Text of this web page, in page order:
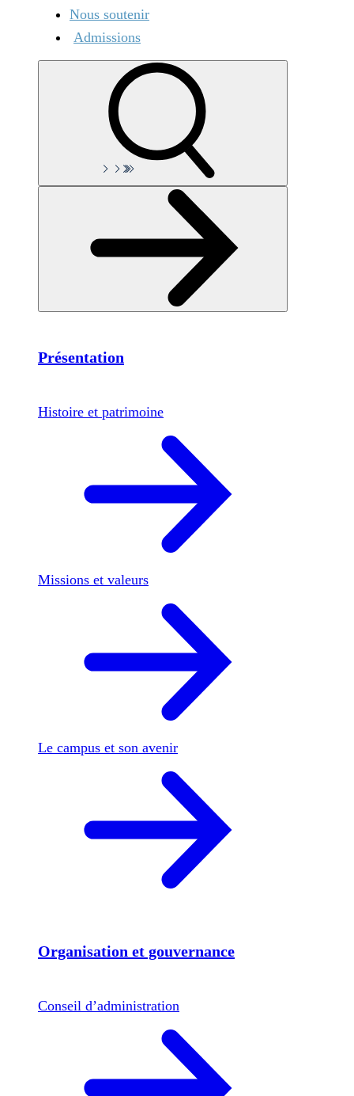
Nous soutenir
Admissions
Présentation
Histoire et patrimoine
Missions et valeurs
Le campus et son avenir
Organisation et gouvernance
Conseil d’administration